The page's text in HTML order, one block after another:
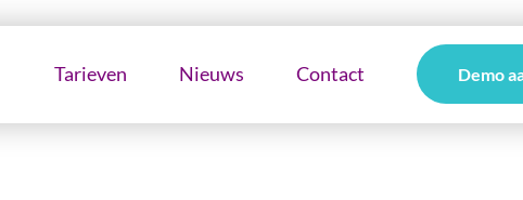
Tarieven Nieuws Contact Demo